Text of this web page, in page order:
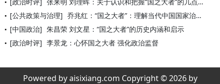
[公共政策与治理] 乔兆红：“国之大者”：理解当代中国国家治理体系的一个基点
[中国政治] 朱昌荣 刘文星：“国之大者”的历史内涵和启示
[政治时评] 李景龙：心怀国之大者 强化政治监督
Powered by aisixiang.com Copyright © 2026 by